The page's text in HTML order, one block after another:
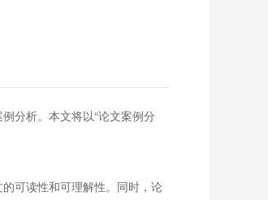
分析。本文将以“论文案例分
可读性和可理解性。同时，论